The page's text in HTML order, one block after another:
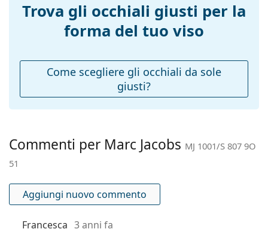
montatura:
140 mm
Ponte:
21 mm
155 g
Cerniere a
molla:
No
Custodia:
Sì
pulizia:
Trova gli occhiali giusti per la
forma del tuo viso
Come scegliere gli occhiali da sole
giusti?
Commenti per Marc Jacobs MJ 1001/S 807 9O
51
Aggiungi nuovo commento
Francesca 3 anni fa